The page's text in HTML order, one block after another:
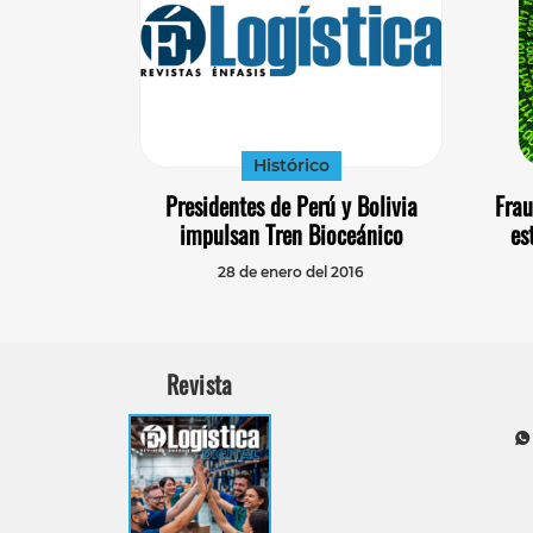
Histórico
Presidentes de Perú y Bolivia
impulsan Tren Bioceánico
28 de enero del 2016
Revista